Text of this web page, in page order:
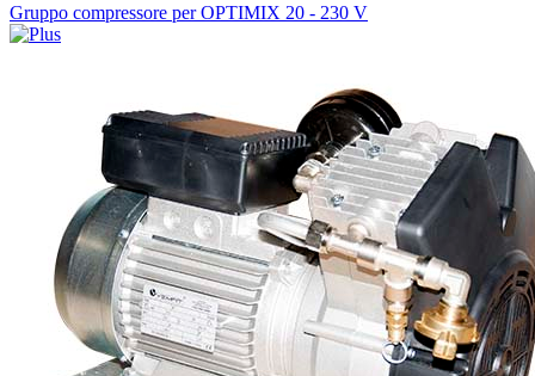
Gruppo compressore per OPTIMIX 20 - 230 V